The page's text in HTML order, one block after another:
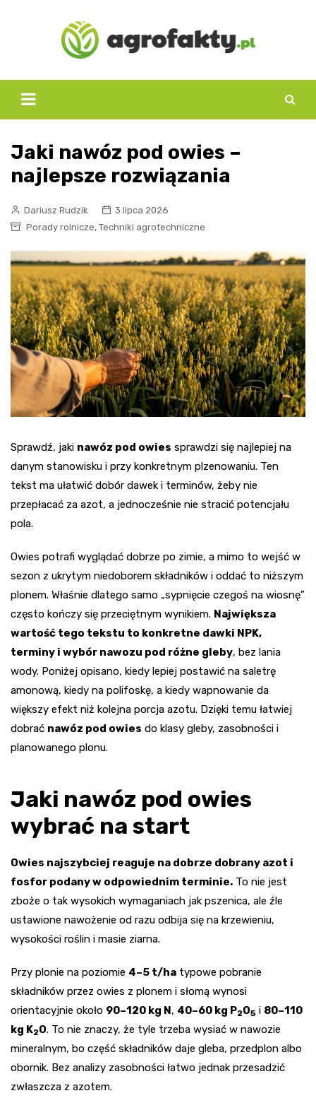
Jaki nawóz pod owies –
najlepsze rozwiązania
Dariusz Rudzik
3 lipca 2026
Porady rolnicze, Techniki agrotechniczne
Sprawdź, jaki nawóz pod owies sprawdzi się najlepiej na
danym stanowisku i przy konkretnym plzenowaniu. Ten
tekst ma ułatwić dobór dawek i terminów, żeby nie
przepłacać za azot, a jednocześnie nie stracić potencjału
pola.
Owies potrafi wyglądać dobrze po zimie, a mimo to wejść w
sezon z ukrytym niedoborem składników i oddać to niższym
plonem. Właśnie dlatego samo „sypnięcie czegoś na wiosnę”
często kończy się przeciętnym wynikiem. Największa
wartość tego tekstu to konkretne dawki NPK,
terminy i wybór nawozu pod różne gleby, bez lania
wody. Poniżej opisano, kiedy lepiej postawić na saletrę
amonową, kiedy na polifoskę, a kiedy wapnowanie da
większy efekt niż kolejna porcja azotu. Dzięki temu łatwiej
dobrać nawóz pod owies do klasy gleby, zasobności i
planowanego plonu.
Jaki nawóz pod owies
wybrać na start
Owies najszybciej reaguje na dobrze dobrany azot i
fosfor podany w odpowiednim terminie. To nie jest
zboże o tak wysokich wymaganiach jak pszenica, ale źle
ustawione nawożenie od razu odbija się na krzewieniu,
wysokości roślin i masie ziarna.
Przy plonie na poziomie 4–5 t/ha typowe pobranie
składników przez owies z plonem i słomą wynosi
orientacyjnie około 90–120 kg N , 40–60 kg P2O5 i 80–110
kg K2O. To nie znaczy, że tyle trzeba wysiać w nawozie
mineralnym, bo część składników daje gleba, przedplon albo
obornik. Bez analizy zasobności łatwo jednak przesadzić
zwłaszcza z azotem.